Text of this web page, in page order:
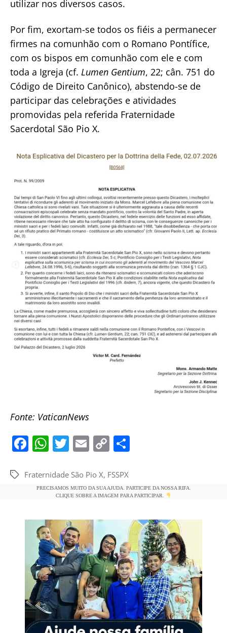
utilizar nos diversos casos.
Por fim, exortam-se todos os fiéis a permanecer
firmes na comunhão com o Romano Pontífice,
com os bispos em comunhão com ele e com
toda a Igreja (cf. Lumen Gentium, 22; cân. 751 do
Código de Direito Canônico), abstendo-se de
participar das celebrações e atividades
promovidas pela referida Fraternidade
Sacerdotal São Pio X.
Fonte: VaticanNews
F
c
e
o
o
k
W
at
s
p
p
T
itt
er
E
ai
l
C
p
y
n
k
e
TagsFraternidade São Pio X, FSSPX
PRECISAMOS MUITO DA SUA AJUDA. PARTICIPE DA NOSSA RIFA.
CLIQUE SOBRE A IMAGEM PARA PARTICIPAR.